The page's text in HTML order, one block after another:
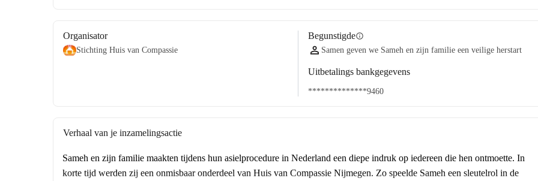
Organisator
Stichting Huis van Compassie
Begunstigdeinfo
Samen geven we Sameh en zijn familie een veilige herstart
Uitbetalings bankgegevens
**************9460
Verhaal van je inzamelingsactie
Sameh en zijn familie maakten tijdens hun asielprocedure in Nederland een diepe indruk op iedereen die hen ontmoette. In
korte tijd werden zij een onmisbaar onderdeel van Huis van Compassie Nijmegen. Zo speelde Sameh een sleutelrol in de